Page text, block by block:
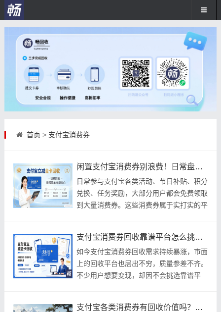
首页 > 支付宝消费券
闲置支付宝消费券别浪费！日常盘活闲置福利的正确方式
日常参与支付宝各类活动、节日补贴、积分
兑换、任务奖励，大部分用户都会免费领取
到大量消费券。这些消费券属于实打实的平
支付宝消费券回收靠谱平台怎么挑？避坑选平台核心准则
如今支付宝消费券回收需求持续暴涨，市面
上的回收平台也层出不穷，质量参差不齐。
不少用户想要变现，却因不会挑选靠谱平
支付宝各类消费券有回收价值吗？不同券种价值深度解析